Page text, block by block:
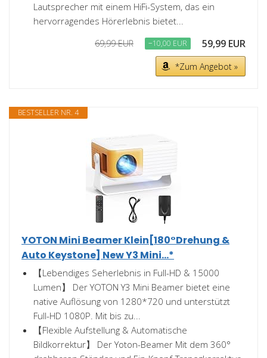
Lautsprecher mit einem HiFi-System, das ein
hervorragendes Hörerlebnis bietet...
69,99 EUR −10,00 EUR 59,99 EUR
*Zum Angebot »
BESTSELLER NR. 4
YOTON Mini Beamer Klein[180°Drehung &
Auto Keystone] New Y3 Mini...*
【Lebendiges Seherlebnis in Full-HD & 15000
Lumen】 Der YOTON Y3 Mini Beamer bietet eine
native Auflösung von 1280*720 und unterstützt
Full-HD 1080P. Mit bis zu...
【Flexible Aufstellung & Automatische
Bildkorrektur】 Der Yoton-Beamer Mit dem 360°